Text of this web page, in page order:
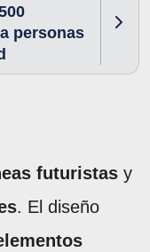
personas
futuristas y
. El diseño